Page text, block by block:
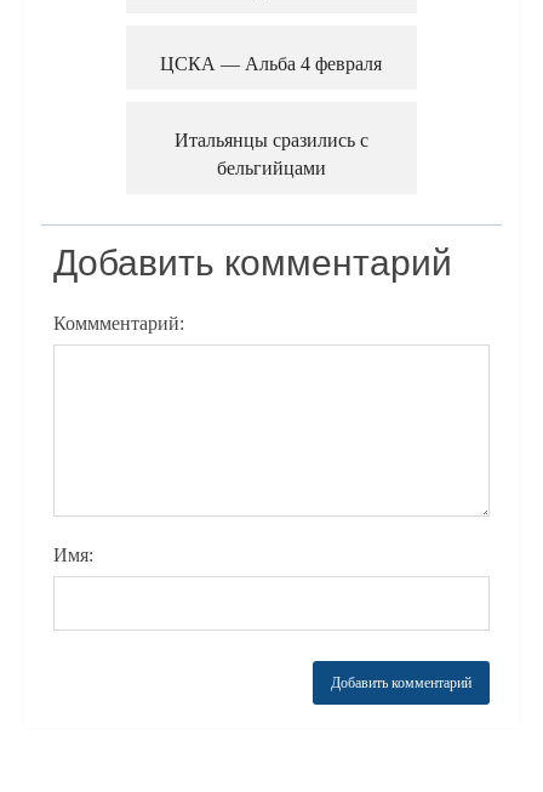
ЦСКА — Альба 4 февраля
Итальянцы сразились с
бельгийцами
Добавить комментарий
Коммментарий:
Имя: